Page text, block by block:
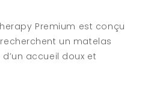
Premium est conçu
un matelas
accueil doux et